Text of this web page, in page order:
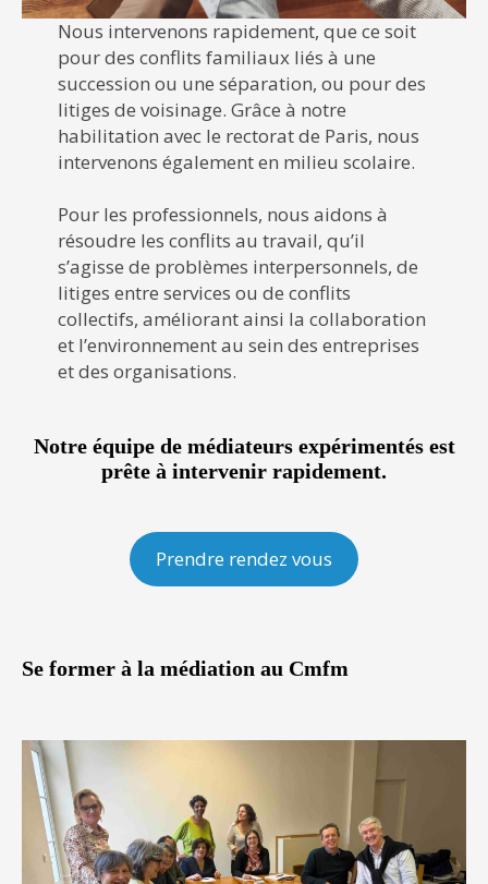
Nous intervenons rapidement, que ce soit
pour des conflits familiaux liés à une
succession ou une séparation, ou pour des
litiges de voisinage. Grâce à notre
habilitation avec le rectorat de Paris, nous
intervenons également en milieu scolaire.
Pour les professionnels, nous aidons à
résoudre les conflits au travail, qu’il
s’agisse de problèmes interpersonnels, de
litiges entre services ou de conflits
collectifs, améliorant ainsi la collaboration
et l’environnement au sein des entreprises
et des organisations.
Notre équipe de médiateurs expérimentés est
prête à intervenir rapidement.
Prendre rendez vous
Se former à la médiation au Cmfm